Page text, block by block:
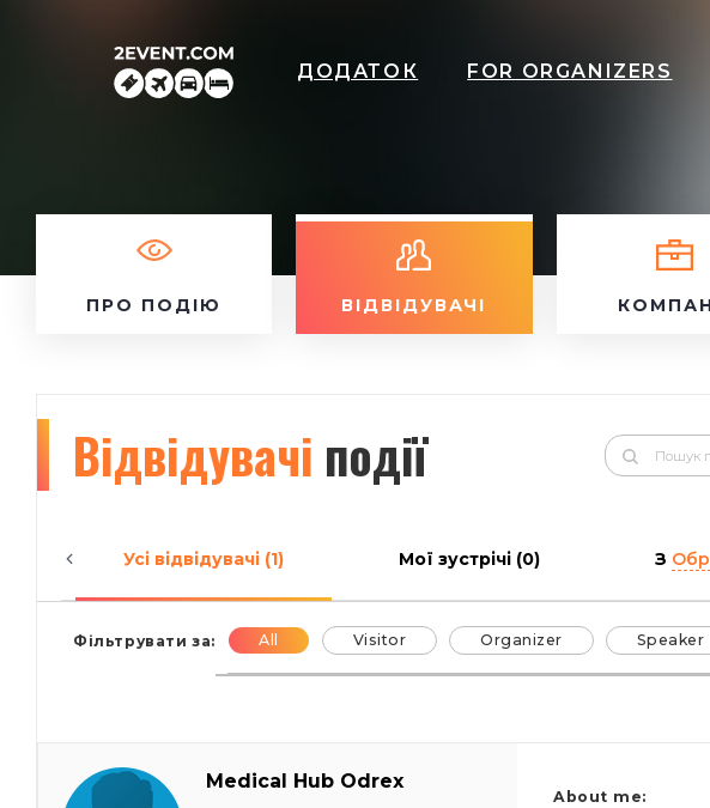
ДОДАТОК FOR ORGANIZERS
ПРО ПОДІЮ ВІДВІДУВАЧІ
Відвідувачі події
Усі відвідувачі (1) Мої зустрічі (0) З
Фільтрувати за: All Visitor Organizer Speaker
Medical Hub Odrex
About me: